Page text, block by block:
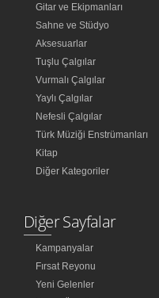
Gitar ve Ekipmanları
Sahne ve Stüdyo
Aksesuarlar
Tuşlu Çalgılar
Vurmalı Çalgılar
Yaylı Çalgılar
Nefesli Çalgılar
Türk Müziği Enstrümanları
Kitap
Diğer Kategoriler
Diğer Sayfalar
Kampanyalar
Fırsat Reyonu
Yeni Gelenler